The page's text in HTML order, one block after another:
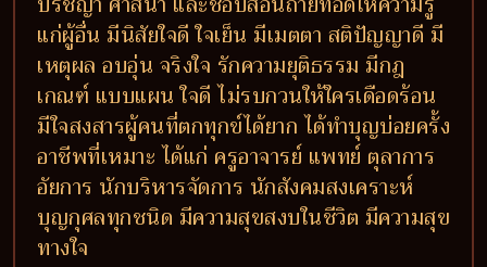
แก่ผู้อื่น มีนิสัยใจดี ใจเย็น มีเมตตา สติปัญญาดี มี
เหตุผล อบอุ่น จริงใจ รักความยุติธรรม มีกฎ
เกณฑ์ แบบแผน ใจดี ไม่รบกวนให้ใครเดือดร้อน
มีใจสงสารผู้คนที่ตกทุกข์ได้ยาก ได้ทำบุญบ่อยครั้ง
อาชีพที่เหมาะ ได้แก่ ครูอาจารย์ แพทย์ ตุลาการ
อัยการ นักบริหารจัดการ นักสังคมสงเคราะห์
บุญกุศลทุกชนิด มีความสุขสงบในชีวิต มีความสุข
ทางใจ